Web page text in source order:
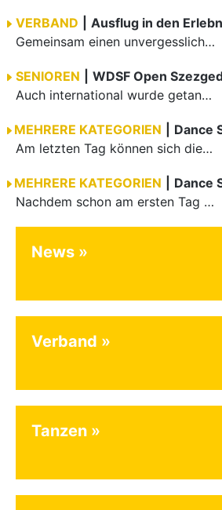
VERBAND
Ausflug in den
Gemeinsam einen unvergesslichen Tag erleben
SENIOREN
WDSF Open
Auch international wurde getanzt in Ungarn am vergangenen Wochenende
MEHRERE KATEGORIEN
Am letzten Tag können sich die Besucher des Dance Sport Festivals erneut auf internationale Festivalatmosphäre freuen. Die knapp 1200 Aktiven vertreten mit Deutschland 43 Nationen. Mit Paaren aus 15…
MEHRERE KATEGORIEN
Nachdem schon am ersten Tag zumindest im Hansesaal WM-Stimmung vom Feinsten herrschte, werden am Samstag nicht nur Tänzerinnen und Tänzer der Junioren die Stimmung ordentlich anheizen. Es erwartet alle -…
News
Verband
Tanzen